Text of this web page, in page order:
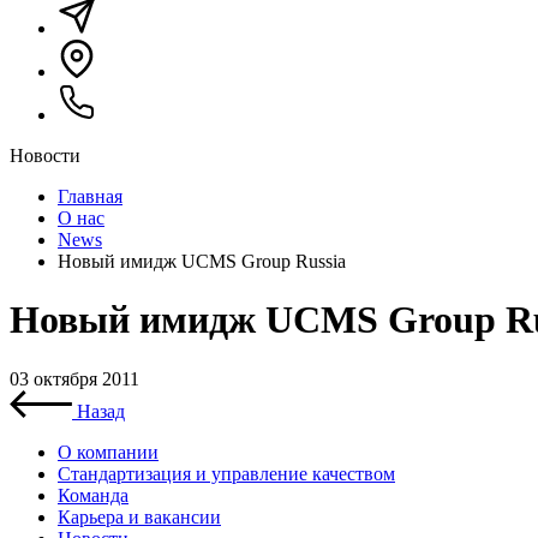
Новости
Главная
О нас
News
Новый имидж UCMS Group Russia
Новый имидж UCMS Group
03 октября 2011
Назад
О компании
Стандартизация и управление качеством
Команда
Карьера и вакансии